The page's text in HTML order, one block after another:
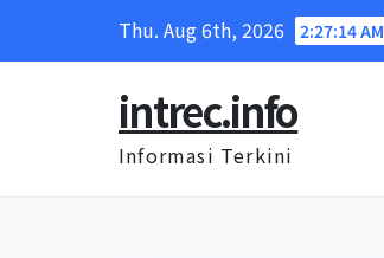
Thu. Aug 6th, 2026 2:27:15 AM
intrec.info
Informasi Terkini